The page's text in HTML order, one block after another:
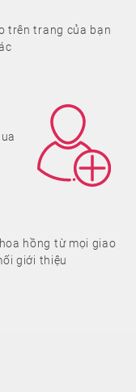
trên trang của bạn
hồng từ mọi giao
giới thiệu